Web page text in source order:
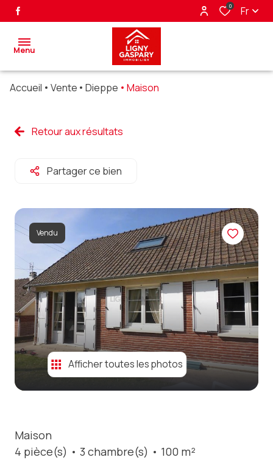
0 Fr
Menu
ventes
vendus
partenaires
e-mail
contact
Accueil Vente Dieppe Maison
Retour aux résultats
Partager ce bien
Vendu
Afficher toutes les photos
Maison
4 pièce(s)
3 chambre(s)
100 m²